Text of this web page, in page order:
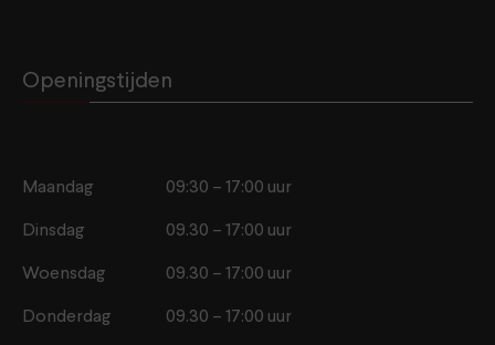
Openingstijden
Maandag 09:30 – 17:00 uur
Dinsdag 09.30 – 17:00 uur
Woensdag 09.30 – 17:00 uur
Donderdag 09.30 – 17:00 uur